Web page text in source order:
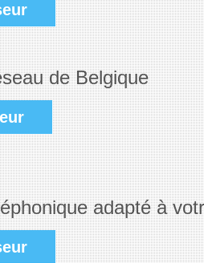
de Belgique
adapté à